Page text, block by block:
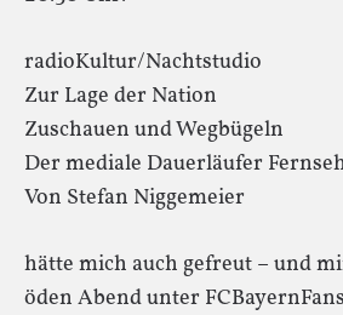
radioKultur/Nachtstudio
Zur Lage der Nation
Zuschauen und Wegbügeln
Der mediale Dauerläufer
Von Stefan Niggemeier
hätte mich auch gefreut – und
öden Abend unter